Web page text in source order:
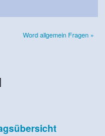
Word allgemein Fragen »